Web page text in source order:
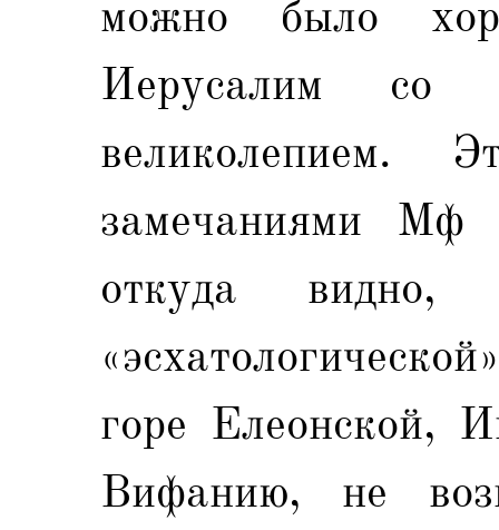
можно было
Иерусалим со
великолепием.
замечаниями
откуда видно,
горе Елеонской,
Вифанию, не